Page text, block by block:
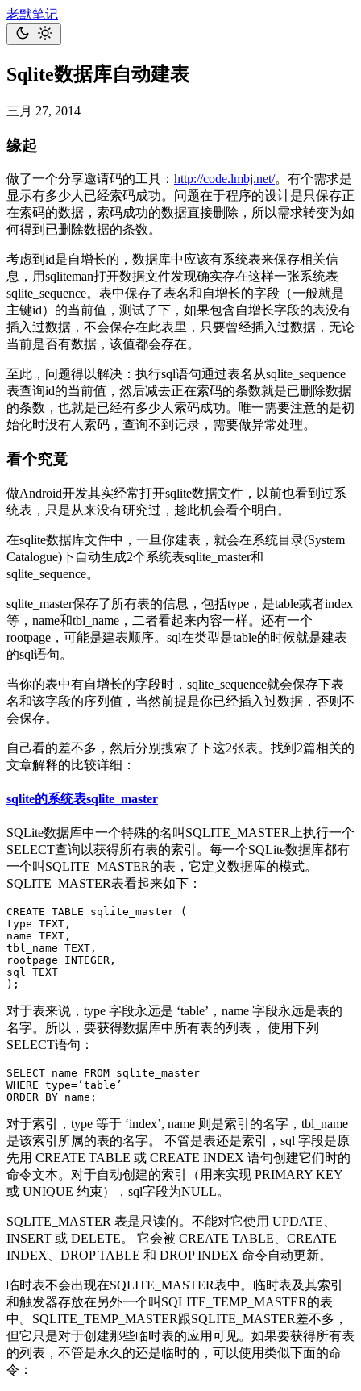
老默笔记
Sqlite数据库自动建表
三月 27, 2014
缘起
做了一个分享邀请码的工具： http://code.lmbj.net/。有个需求是
显示有多少人已经索码成功。问题在于程序的设计是只保存正
在索码的数据，索码成功的数据直接删除，所以需求转变为如
何得到已删除数据的条数。
考虑到id是自增长的，数据库中应该有系统表来保存相关信
息，用sqliteman打开数据文件发现确实存在这样一张系统表
sqlite_sequence。表中保存了表名和自增长的字段（一般就是
主键id）的当前值，测试了下，如果包含自增长字段的表没有
插入过数据，不会保存在此表里，只要曾经插入过数据，无论
当前是否有数据，该值都会存在。
至此，问题得以解决：执行sql语句通过表名从sqlite_sequence
表查询id的当前值，然后减去正在索码的条数就是已删除数据
的条数，也就是已经有多少人索码成功。唯一需要注意的是初
始化时没有人索码，查询不到记录，需要做异常处理。
看个究竟
做Android开发其实经常打开sqlite数据文件，以前也看到过系
统表，只是从来没有研究过，趁此机会看个明白。
在sqlite数据库文件中，一旦你建表，就会在系统目录(System
Catalogue)下自动生成2个系统表sqlite_master和
sqlite_sequence。
sqlite_master保存了所有表的信息，包括type，是table或者index
等，name和tbl_name，二者看起来内容一样。还有一个
rootpage，可能是建表顺序。sql在类型是table的时候就是建表
的sql语句。
当你的表中有自增长的字段时，sqlite_sequence就会保存下表
名和该字段的序列值，当然前提是你已经插入过数据，否则不
会保存。
自己看的差不多，然后分别搜索了下这2张表。找到2篇相关的
文章解释的比较详细：
sqlite的系统表sqlite_master
SQLite数据库中一个特殊的名叫SQLITE_MASTER上执行一个
SELECT查询以获得所有表的索引。每一个SQLite数据库都有
一个叫SQLITE_MASTER的表，它定义数据库的模式。
SQLITE_MASTER表看起来如下：
CREATE TABLE sqlite_master (
type TEXT,
name TEXT,
tbl_name TEXT,
rootpage INTEGER,
sql TEXT
对于表来说，type 字段永远是 ‘table’，name 字段永远是表的
名字。所以，要获得数据库中所有表的列表， 使用下列
SELECT语句：
SELECT name FROM sqlite_master
WHERE type=’table’
对于索引，type 等于 ‘index’, name 则是索引的名字，tbl_name
是该索引所属的表的名字。 不管是表还是索引，sql 字段是原
先用 CREATE TABLE 或 CREATE INDEX 语句创建它们时的
命令文本。对于自动创建的索引（用来实现 PRIMARY KEY
或 UNIQUE 约束），sql字段为NULL。
SQLITE_MASTER 表是只读的。不能对它使用 UPDATE、
INSERT 或 DELETE。 它会被 CREATE TABLE、CREATE
INDEX、DROP TABLE 和 DROP INDEX 命令自动更新。
临时表不会出现在SQLITE_MASTER表中。临时表及其索引
和触发器存放在另外一个叫SQLITE_TEMP_MASTER的表
中。SQLITE_TEMP_MASTER跟SQLITE_MASTER差不多，
但它只是对于创建那些临时表的应用可见。如果要获得所有表
的列表，不管是永久的还是临时的，可以使用类似下面的命
令：